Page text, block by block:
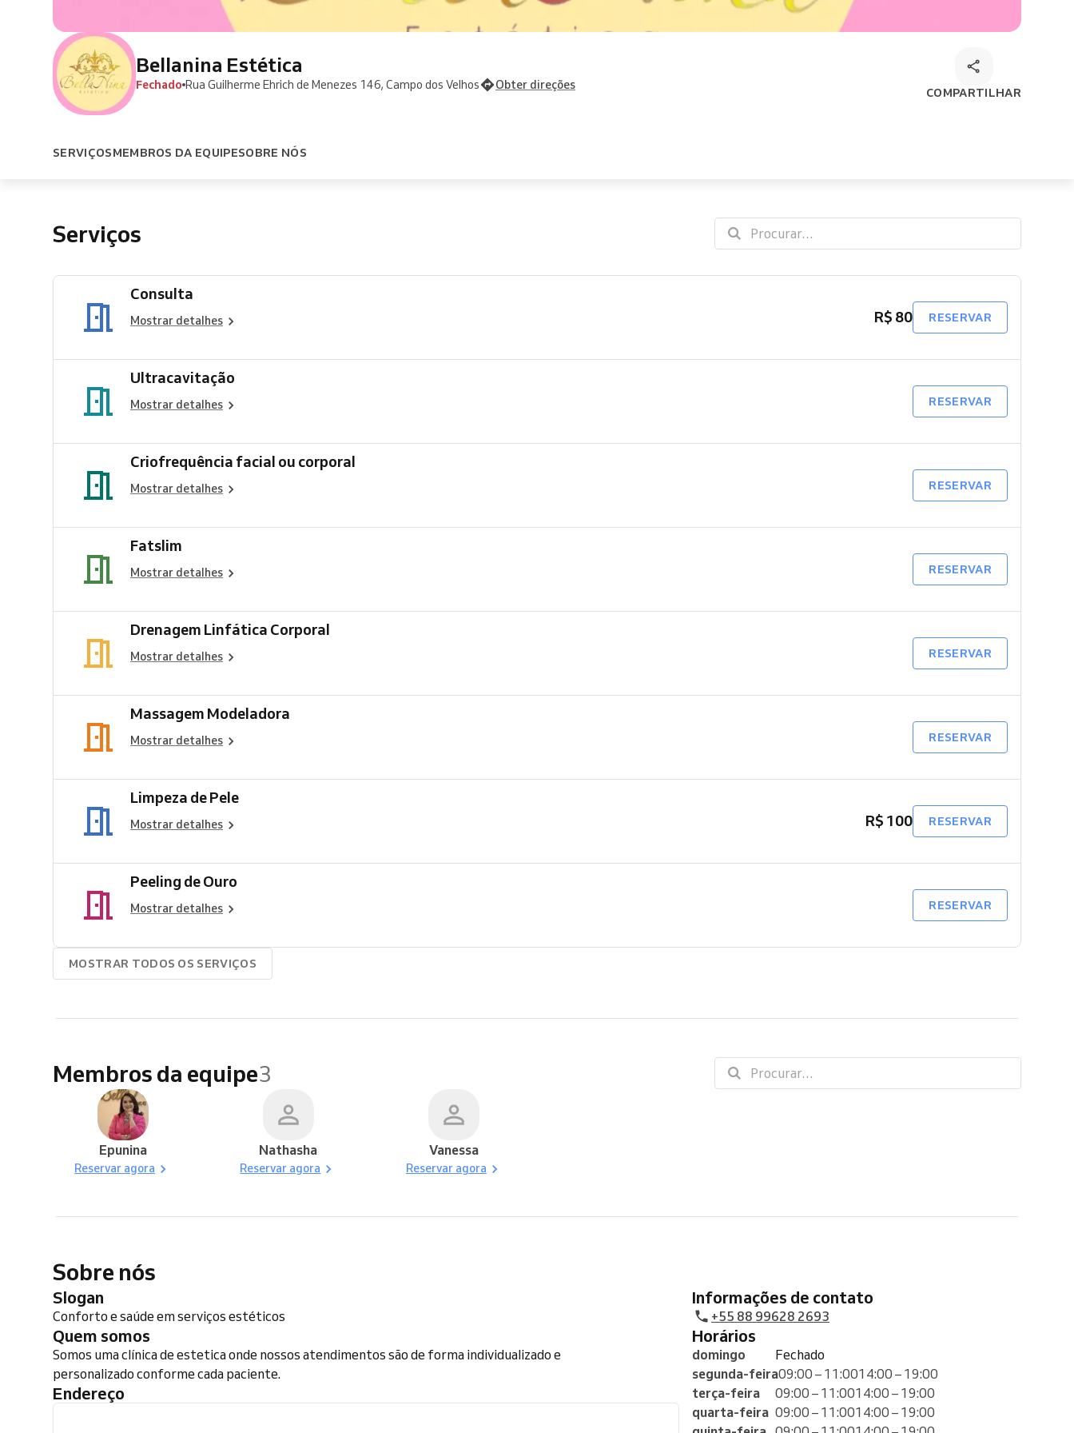
Bellanina Estética
Fechado Rua Guilherme Ehrich de Menezes 146, Campo dos Velhos Obter direções
COMPARTILHAR
SERVIÇOSMEMBROS DA EQUIPESOBRE NÓS
Serviços
Consulta
Mostrar detalhes R$ 80 RESERVAR
Ultracavitação
Mostrar detalhes RESERVAR
Criofrequência facial ou corporal
Mostrar detalhes RESERVAR
Fatslim
Mostrar detalhes RESERVAR
Drenagem Linfática Corporal
Mostrar detalhes RESERVAR
Massagem Modeladora
Mostrar detalhes RESERVAR
Limpeza de Pele
Mostrar detalhes R$ 100 RESERVAR
Peeling de Ouro
Mostrar detalhes RESERVAR
MOSTRAR TODOS OS SERVIÇOS
Membros da equipe3
Epunina
Reservar agora
Nathasha
Reservar agora
Vanessa
Reservar agora
Sobre nós
Slogan
Conforto e saúde em serviços estéticos
Quem somos
Somos uma clínica de estetica onde nossos atendimentos são de forma individualizado e
personalizado conforme cada paciente.
Endereço
Informações de contato
+55 88 99628 2693
Horários
domingo
Fechado
segunda-feira09:00 – 11:0014:00 – 19:00
terça-feira
09:00 – 11:0014:00 – 19:00
quarta-feira 09:00 – 11:0014:00 – 19:00